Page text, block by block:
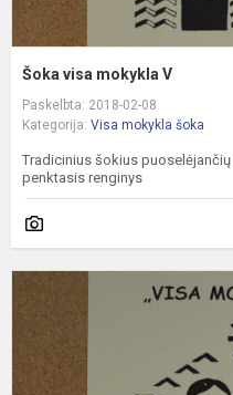
Šoka visa mokykla V
Paskelbta: 2018-02-08
Kategorija: Visa mokykla šoka
Tradicinius šokius
penktasis renginys